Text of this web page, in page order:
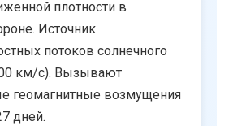
плотности в
Источник
потоков солнечного
км/с). Вызывают
геомагнитные возмущения
дней.